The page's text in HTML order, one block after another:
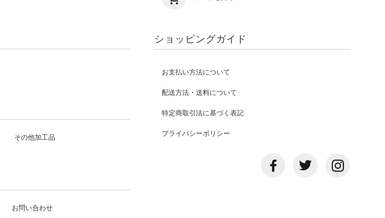
その他加工品
お問い合わせ
ショッピングガイド
お支払い方法について
配送方法・送料について
特定商取引法に基づく表記
プライバシーポリシー